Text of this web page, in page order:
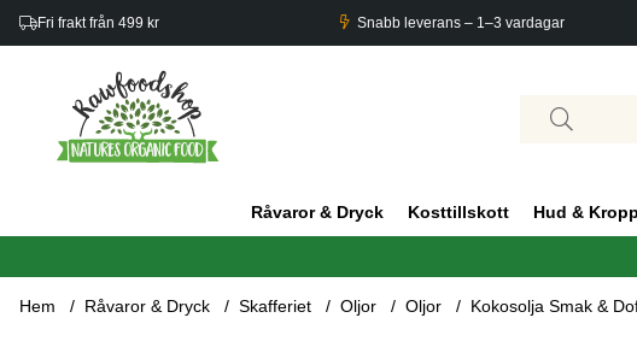
Fri frakt från 499 kr Snabb leverans – 1–3 vardagar
Råvaror & Dryck Kosttillskott Hud & Kropp
Hem Råvaror & Dryck Skafferiet Oljor Oljor Kokosolja Smak &